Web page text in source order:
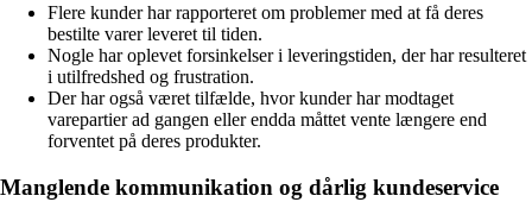
Flere kunder har rapporteret om problemer med at få deres
bestilte varer leveret til tiden.
Nogle har oplevet forsinkelser i leveringstiden, der har resulteret
i utilfredshed og frustration.
Der har også været tilfælde, hvor kunder har modtaget
varepartier ad gangen eller endda måttet vente længere end
forventet på deres produkter.
Manglende kommunikation og dårlig kundeservice